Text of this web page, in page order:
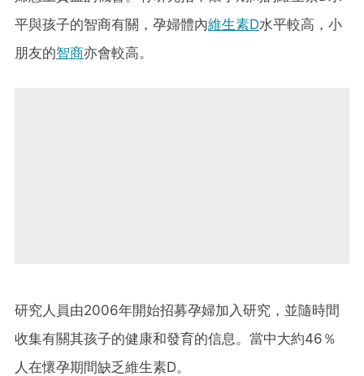
平與孩子的智商有關，​孕婦體內維生素D水平較高，小
朋友的智商亦會較高。
研究人員由2006年開始招募孕婦加入研究，並隨時間
收集有關其孩子的健康和發育的信息。當中大約46％
人在懷孕期間缺乏維生素D。